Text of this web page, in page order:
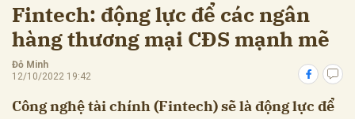
Fintech: động lực để các ngân
hàng thương mại CĐS mạnh mẽ
Đỗ Minh
12/10/2022 19:42
Công nghệ tài chính (Fintech) sẽ là động lực để